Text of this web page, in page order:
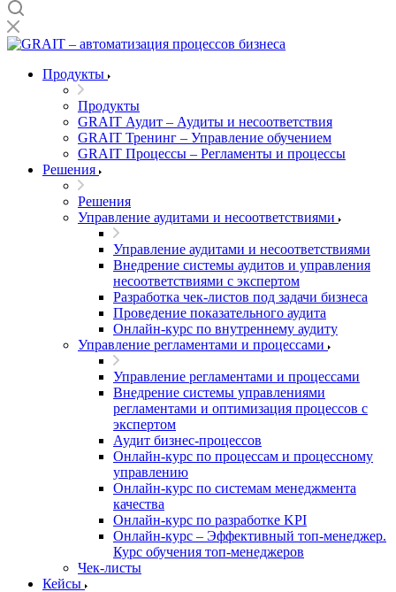
Продукты
Продукты
GRAIT Аудит – Аудиты и несоответствия
GRAIT Тренинг – Управление обучением
GRAIT Процессы – Регламенты и процессы
Решения
Решения
Управление аудитами и несоответствиями
Управление аудитами и несоответствиями
Внедрение системы аудитов и управления
несоответствиями с экспертом
Разработка чек-листов под задачи бизнеса
Проведение показательного аудита
Онлайн-курс по внутреннему аудиту
Управление регламентами и процессами
Управление регламентами и процессами
Внедрение системы управлениями
регламентами и оптимизация процессов с
экспертом
Аудит бизнес-процессов
Онлайн-курс по процессам и процессному
управлению
Онлайн-курс по системам менеджмента
качества
Онлайн-курс по разработке KPI
Онлайн-курс – Эффективный топ-менеджер.
Курс обучения топ-менеджеров
Чек-листы
Кейсы